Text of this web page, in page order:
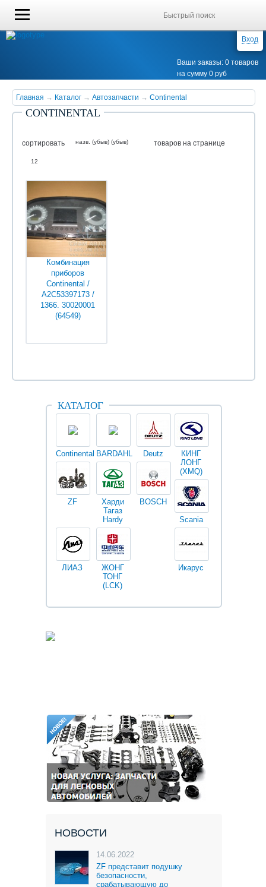
Вход
Ваши заказы: 0 товаров
на сумму 0 руб
Главная → Каталог → Автозапчасти → Continental
CONTINENTAL
сортировать назв. (убыв) (убыв) товаров на странице
12
Комбинация
приборов
Continental /
А2С53397173 /
1366. 30020001
(64549)
менеджеров
КАТАЛОГ
Continental BARDAHL Deutz
ZF
Харди
Тагаз
Hardy
BOSCH
ЛИАЗ
ЖОНГ
ТОНГ
(LCK)
КИНГ
ЛОНГ
(XMQ)
Scania
Икарус
НОВОСТИ
14.06.2022
ZF представит подушку
безопасности,
срабатывающую до